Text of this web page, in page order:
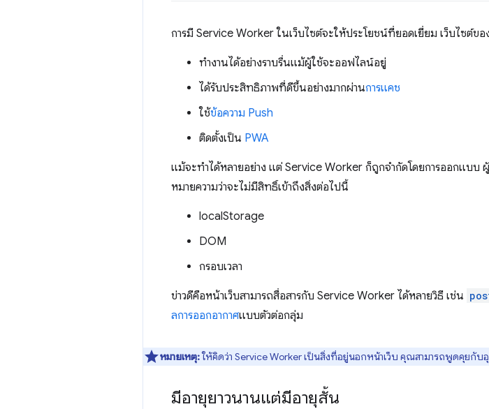
การมี Service Worker ในเว็บไซต์จะให้ประโยชน์ที่ยอดเยี่ยม เว็บไซต์ข
ทำงานได้อย่างราบรื่นแม้ผู้ใช้จะออฟไลน์อยู่
ได้รับประสิทธิภาพที่ดีขึ้นอย่างมากผ่านการแคช
ใช้ข้อความ Push
ติดตั้งเป็น PWA
แม้จะทําได้หลายอย่าง แต่ Service Worker ก็ถูกจํากัดโดยการออกแบบ
หมายความว่าจะไม่มีสิทธิ์เข้าถึงสิ่งต่อไปนี้
localStorage
DOM
กรอบเวลา
ข่าวดีคือหน้าเว็บสามารถสื่อสารกับ Service Worker ได้หลายวิธี เช่น
ลการออกอากาศแบบตัวต่อกลุ่ม
หมายเหตุ:ให้คิดว่า Service Worker เป็นสิ่งที่อยู่นอกหน้าเว็บ คุณสามารถพูดคุยกั
มีอายุยาวนานแต่มีอายุสั้น